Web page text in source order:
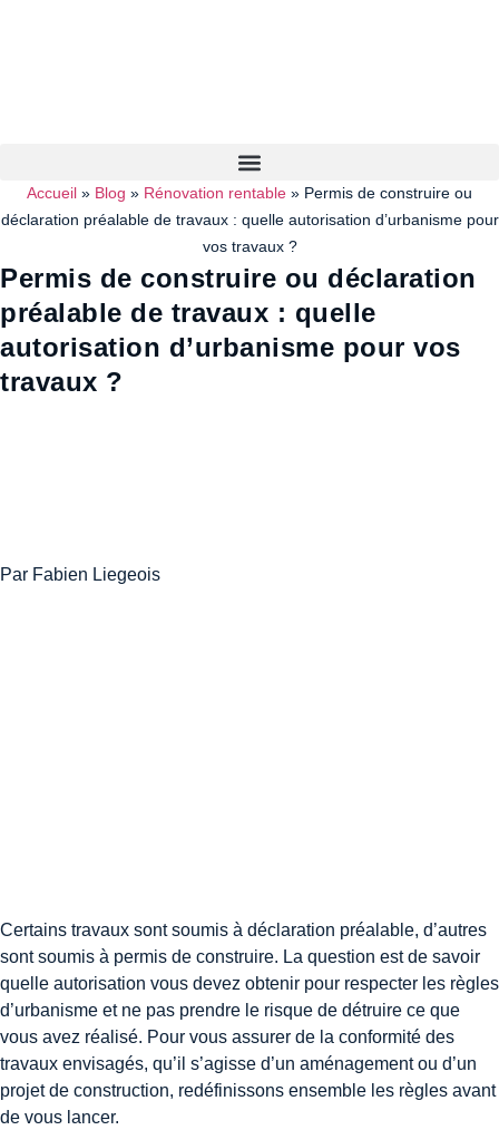
Accueil » Blog » Rénovation rentable » Permis de construire ou
déclaration préalable de travaux : quelle autorisation d’urbanisme pour
vos travaux ?
Permis de construire ou déclaration
préalable de travaux : quelle
autorisation d’urbanisme pour vos
travaux ?
Par Fabien Liegeois
Certains travaux sont soumis à déclaration préalable, d’autres
sont soumis à permis de construire. La question est de savoir
quelle autorisation vous devez obtenir pour respecter les règles
d’urbanisme et ne pas prendre le risque de détruire ce que
vous avez réalisé. Pour vous assurer de la conformité des
travaux envisagés, qu’il s’agisse d’un aménagement ou d’un
projet de construction, redéfinissons ensemble les règles avant
de vous lancer.